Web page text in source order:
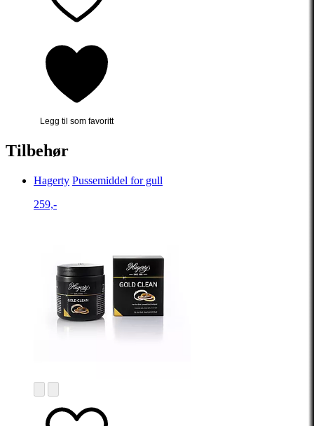
Legg til som favoritt
Tilbehør
Hagerty Pussemiddel for gull
259,-